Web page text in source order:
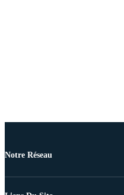
Notre Réseau